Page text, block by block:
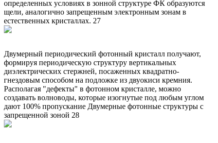
определенных условиях в зонной структуре ФК образуются
щели, аналогично запрещенным электронным зонам в
естественных кристаллах. 27
Двумерный периодический фотонный кристалл получают,
формируя периодическую структуру вертикальных
диэлектрических стержней, посаженных квадратно-
гнездовым способом на подложке из двуокиси кремния.
Располагая "дефекты" в фотонном кристалле, можно
создавать волноводы, которые изогнутые под любым углом
дают 100% пропускание Двумерные фотонные структуры с
запрещенной зоной 28